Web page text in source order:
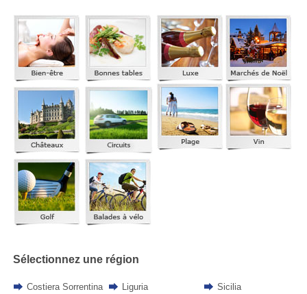
Sélectionnez une région
Costiera Sorrentina
Liguria
Sicilia